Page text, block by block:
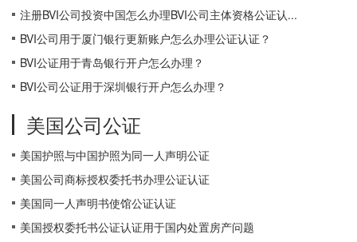
注册BVI公司投资中国怎么办理BVI公司主体资格公证认...
BVI公司用于厦门银行更新账户怎么办理公证认证？
BVI公证用于青岛银行开户怎么办理？
BVI公司公证用于深圳银行开户怎么办理？
美国公司公证
美国护照与中国护照为同一人声明公证
美国公司商标授权委托书办理公证认证
美国同一人声明书使馆公证认证
美国授权委托书公证认证用于国内处置房产问题